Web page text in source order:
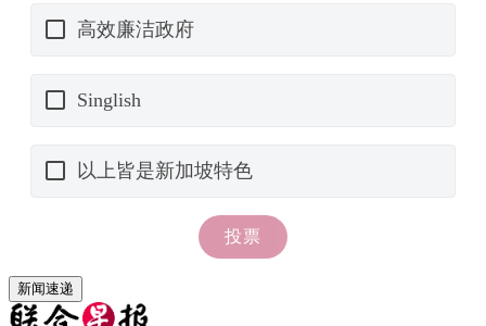
新闻速递